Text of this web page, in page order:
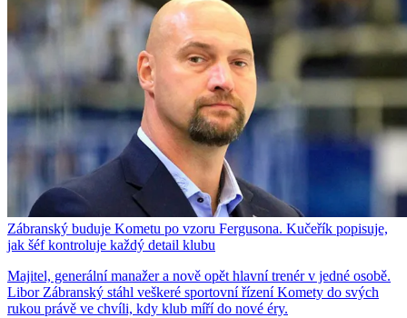
Zábranský buduje Kometu po vzoru Fergusona. Kučeřík popisuje,
jak šéf kontroluje každý detail klubu
Majitel, generální manažer a nově opět hlavní trenér v jedné osobě.
Libor Zábranský stáhl veškeré sportovní řízení Komety do svých
rukou právě ve chvíli, kdy klub míří do nové éry.